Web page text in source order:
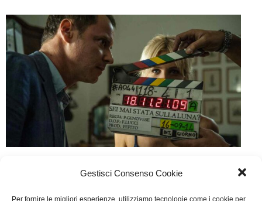
Gestisci Consenso Cookie
Per fornire le migliori esperienze, utilizziamo tecnologie come i cookie per